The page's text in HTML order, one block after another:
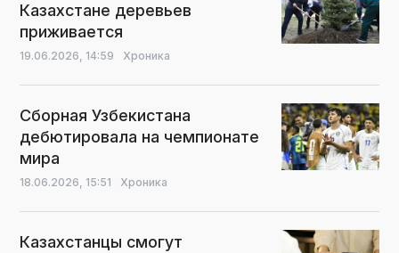
Казахстане деревьев
приживается
19.06.2026, 14:59 Хроника
Сборная Узбекистана
дебютировала на чемпионате
мира
18.06.2026, 15:51 Хроника
Казахстанцы смогут